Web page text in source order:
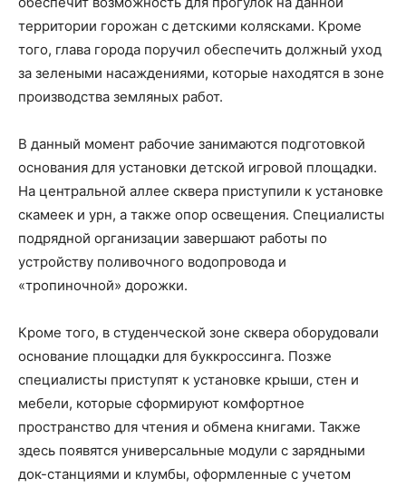
территории горожан с детскими колясками. Кроме
того, глава города поручил обеспечить должный уход
за зелеными насаждениями, которые находятся в зоне
производства земляных работ.
В данный момент рабочие занимаются подготовкой
основания для установки детской игровой площадки.
На центральной аллее сквера приступили к установке
скамеек и урн, а также опор освещения. Специалисты
подрядной организации завершают работы по
устройству поливочного водопровода и
«тропиночной» дорожки.
Кроме того, в студенческой зоне сквера оборудовали
основание площадки для буккроссинга. Позже
специалисты приступят к установке крыши, стен и
мебели, которые сформируют комфортное
пространство для чтения и обмена книгами. Также
здесь появятся универсальные модули с зарядными
док-станциями и клумбы, оформленные с учетом